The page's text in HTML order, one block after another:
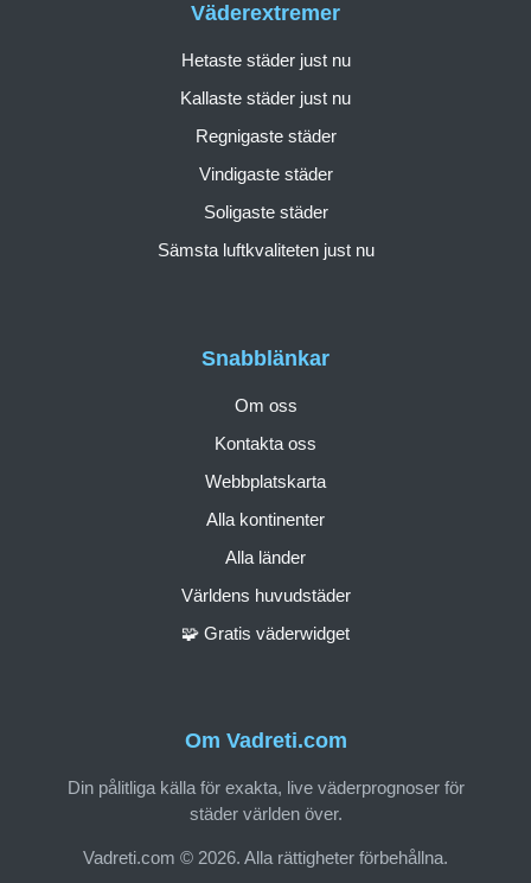
Om Vadreti.com
Din pålitliga källa för exakta, live väderprognoser för
städer världen över.
Vadreti.com © 2026. Alla rättigheter förbehållna.
Snabblänkar
Om oss
Kontakta oss
Webbplatskarta
Alla kontinenter
Alla länder
Världens huvudstäder
🧩 Gratis väderwidget
Väderextremer
Hetaste städer just nu
Kallaste städer just nu
Regnigaste städer
Vindigaste städer
Soligaste städer
Sämsta luftkvaliteten just nu